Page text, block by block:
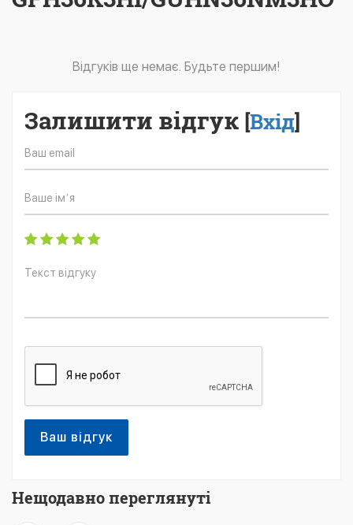
Відгуків ще немає. Будьте першим!
Залишити відгук [Вхід]
Ваш відгук
Нещодавно переглянуті